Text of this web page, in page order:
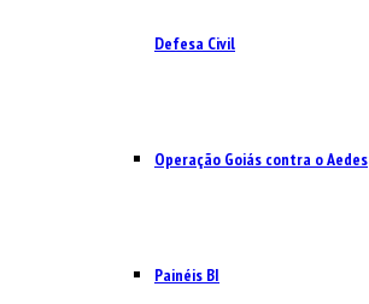
Defesa Civil
Operação Goiás contra o Aedes
Painéis BI